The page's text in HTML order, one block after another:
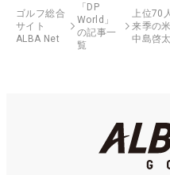
ゴルフ総合
サイト
ALBA Net
「DP
World」
の記事一
覧
上位70
来季の
中島啓